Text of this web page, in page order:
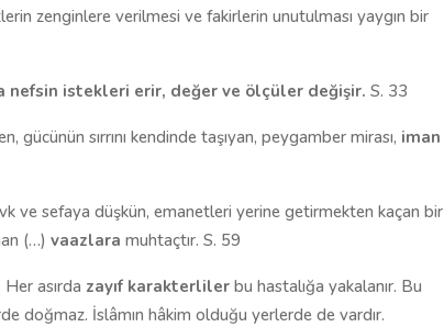
zenginlere verilmesi ve fakirlerin unutulması yaygın bir
nefsin istekleri erir, değer ve ölçüler değişir. S. 33
sırrını kendinde taşıyan, peygamber mirası, iman
ve sefaya düşkün, emanetleri yerine getirmekten kaçan bir
(…) vaazlara muhtaçtır. S. 59
Her asırda zayıf karakterliler bu hastalığa yakalanır. Bu
doğmaz. İslâmın hâkim olduğu yerlerde de vardır.